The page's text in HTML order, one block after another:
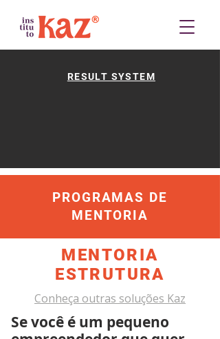
RESULT SYSTEM
PROGRAMAS DE
MENTORIA
MENTORIA
ESTRUTURA
Conheça outras soluções Kaz
Se você é um pequeno